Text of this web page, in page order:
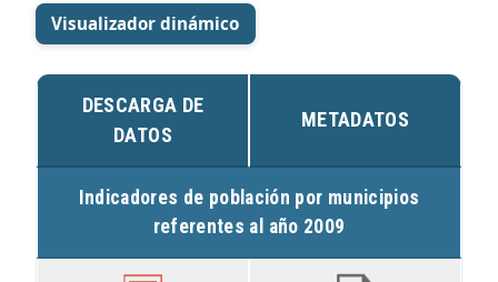
Visualizador dinámico
DESCARGA DE
DATOS
METADATOS
Indicadores de población por municipios
referentes al año 2009